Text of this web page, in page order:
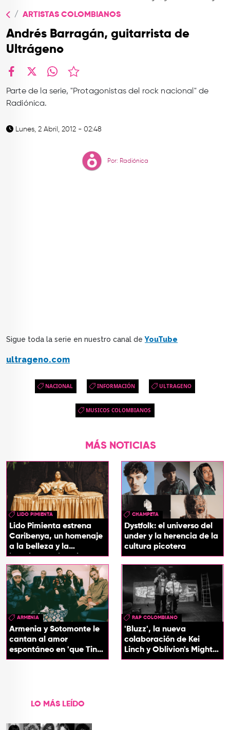
CONTACTO
ARTISTAS COLOMBIANOS
Andrés Barragán, guitarrista de
Ultrágeno
Parte de la serie, "Protagonistas del rock nacional" de
Radiónica.
Lunes, 2 Abril, 2012 - 02:48
Por: Radiónica
Sigue toda la serie en nuestro canal deYouTube
ultrageno.com
NACIONAL INFORMACIÓN ULTRAGENO
MUSICOS COLOMBIANOS
MÁS NOTICIAS
LIDO PIMIENTA
Lido Pimienta estrena
Caribenya, un homenaje
a la belleza y la
identidad del Caribe
CHAMPETA
Dystfolk: el universo del
under y la herencia de la
cultura picotera
ARMENIA
Armenia y Sotomonte le
cantan al amor
espontáneo en 'que Tin
que Tan'
RAP COLOMBIANO
'Bluzz', la nueva
colaboración de Kei
Linch y Oblivion's Mighty
Trash
LO MÁS LEÍDO